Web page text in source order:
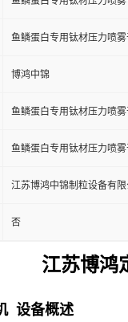
鱼鳞蛋白专用钛材压力喷
博鸿中锦
鱼鳞蛋白专用钛材压力喷
鱼鳞蛋白专用钛材压力喷
江苏博鸿中锦制粒设备有限
否
江苏博鸿
设备概述